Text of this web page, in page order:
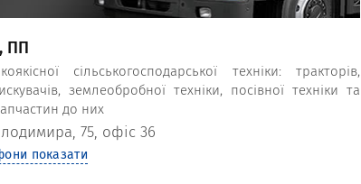
ПП
сільськогосподарської техніки: тракторів,
землеобробної техніки, посівної техніки та
до них
75, офіс 36
показати